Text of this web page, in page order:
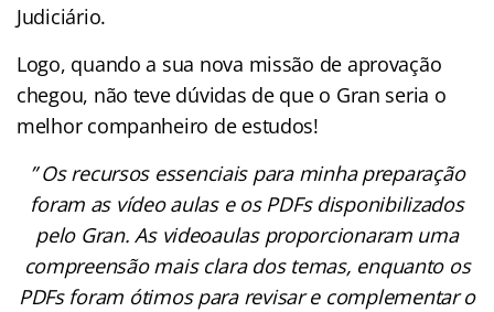
Judiciário.
Logo, quando a sua nova missão de aprovação
chegou, não teve dúvidas de que o Gran seria o
melhor companheiro de estudos!
” Os recursos essenciais para minha preparação
foram as vídeo aulas e os PDFs disponibilizados
pelo Gran. As videoaulas proporcionaram uma
compreensão mais clara dos temas, enquanto os
PDFs foram ótimos para revisar e complementar o